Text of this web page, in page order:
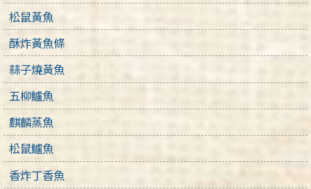
松鼠黃魚
酥炸黃魚條
蒜子燒黃魚
五柳鱸魚
麒麟蒸魚
松鼠鱸魚
香炸丁香魚